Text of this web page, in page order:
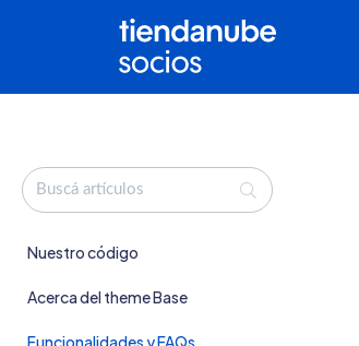
Nuestro código
Acerca del theme Base
Funcionalidades y FAQs